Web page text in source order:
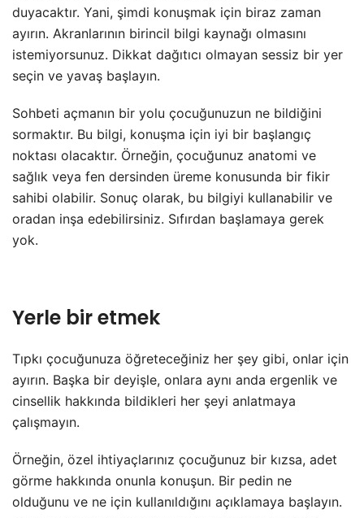
duyacaktır. Yani, şimdi konuşmak için biraz zaman
ayırın. Akranlarının birincil bilgi kaynağı olmasını
istemiyorsunuz. Dikkat dağıtıcı olmayan sessiz bir yer
seçin ve yavaş başlayın.
Sohbeti açmanın bir yolu çocuğunuzun ne bildiğini
sormaktır. Bu bilgi, konuşma için iyi bir başlangıç
noktası olacaktır. Örneğin, çocuğunuz anatomi ve
sağlık veya fen dersinden üreme konusunda bir fikir
sahibi olabilir. Sonuç olarak, bu bilgiyi kullanabilir ve
oradan inşa edebilirsiniz. Sıfırdan başlamaya gerek
yok.
Yerle bir etmek
Tıpkı çocuğunuza öğreteceğiniz her şey gibi, onlar için
ayırın. Başka bir deyişle, onlara aynı anda ergenlik ve
cinsellik hakkında bildikleri her şeyi anlatmaya
çalışmayın.
Örneğin, özel ihtiyaçlarınız çocuğunuz bir kızsa, adet
görme hakkında onunla konuşun. Bir pedin ne
olduğunu ve ne için kullanıldığını açıklamaya başlayın.